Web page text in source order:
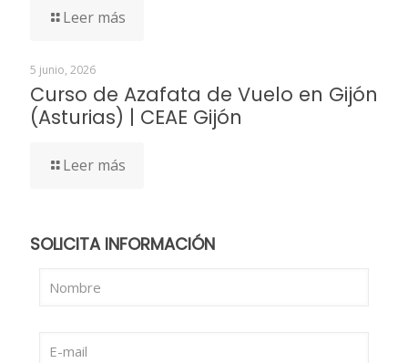
Leer más
5 junio, 2026
Curso de Azafata de Vuelo en Gijón
(Asturias) | CEAE Gijón
Leer más
SOLICITA INFORMACIÓN